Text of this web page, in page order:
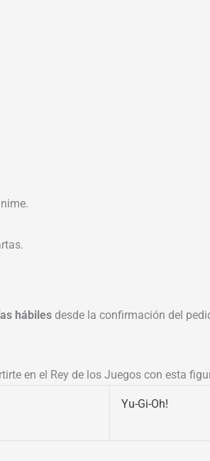
hábiles desde la confirmación del
en el Rey de los Juegos con esta
Yu-Gi-Oh!